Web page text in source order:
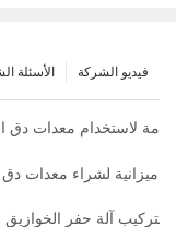
فيديو الشركة الأسئلة
كيف يضمن
لاستخدام معدات دق
ما هي الآثار
ميزانية لشراء معدات دق
ما هي الأسئلة
لتركيب آلة حفر الخوازيق